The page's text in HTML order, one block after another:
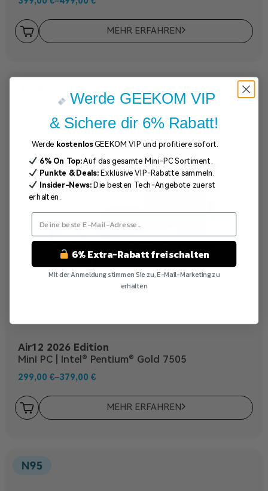
MEHR ERFAHREN
Air12 2026 Edition
Mini PC | Intel® Pentium® Gold 7505
299,00 €–379,00 €
MEHR ERFAHREN
Werde GEEKOM VIP
& Sichere dir 6% Rabatt!
Werde kostenlosGEEKOM VIP und profitiere sofort.
6% On Top:Auf das gesamte Mini-PC Sortiment.
Punkte & Deals:Exklusive VIP-Rabatte sammeln.
Insider-News:Die besten Tech-Angebote zuerst
erhalten.
6% Extra-Rabatt freischalten
Mit der Anmeldung stimmen Sie zu, E-Mail-Marketing zu
erhalten